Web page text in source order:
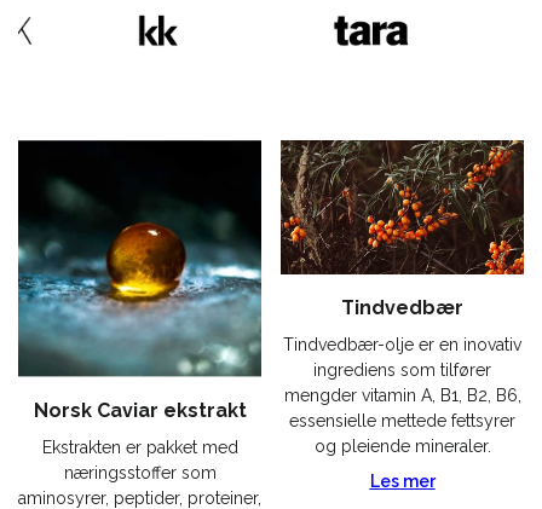
Norsk Caviar ekstrakt
Ekstrakten er pakket med
næringsstoffer som
aminosyrer, peptider, proteiner,
Tindvedbær
Tindvedbær-olje er en inovativ
ingrediens som tilfører
mengder vitamin A, B1, B2, B6,
essensielle mettede fettsyrer
og pleiende mineraler.
Les mer